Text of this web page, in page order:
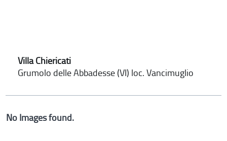
Villa Chiericati
Grumolo delle Abbadesse (VI) loc. Vancimuglio
No Images found.